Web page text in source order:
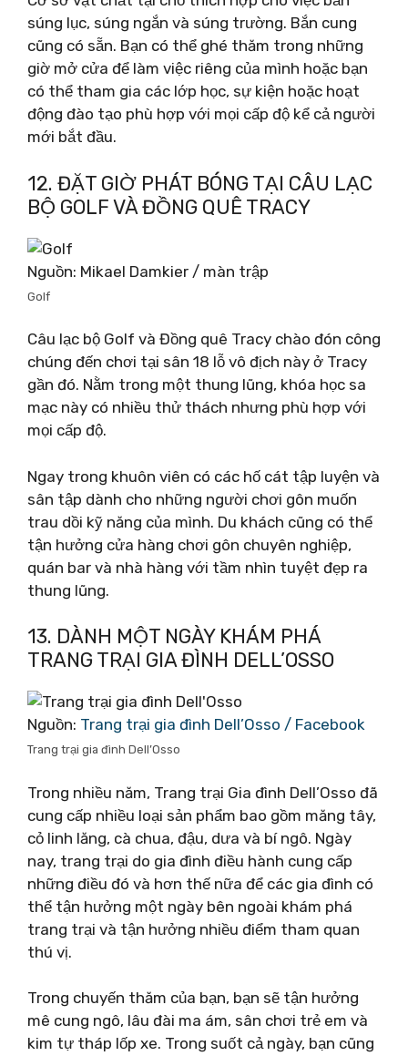
súng lục, súng ngắn và súng trường. Bắn cung
cũng có sẵn. Bạn có thể ghé thăm trong những
giờ mở cửa để làm việc riêng của mình hoặc bạn
có thể tham gia các lớp học, sự kiện hoặc hoạt
động đào tạo phù hợp với mọi cấp độ kể cả người
mới bắt đầu.
12. ĐẶT GIỜ PHÁT BÓNG TẠI CÂU LẠC
BỘ GOLF VÀ ĐỒNG QUÊ TRACY
Nguồn: Mikael Damkier / màn trập
Golf
Câu lạc bộ Golf và Đồng quê Tracy chào đón công
chúng đến chơi tại sân 18 lỗ vô địch này ở Tracy
gần đó. Nằm trong một thung lũng, khóa học sa
mạc này có nhiều thử thách nhưng phù hợp với
mọi cấp độ.
Ngay trong khuôn viên có các hố cát tập luyện và
sân tập dành cho những người chơi gôn muốn
trau dồi kỹ năng của mình. Du khách cũng có thể
tận hưởng cửa hàng chơi gôn chuyên nghiệp,
quán bar và nhà hàng với tầm nhìn tuyệt đẹp ra
thung lũng.
13. DÀNH MỘT NGÀY KHÁM PHÁ
TRANG TRẠI GIA ĐÌNH DELL’OSSO
Nguồn: Trang trại gia đình Dell’Osso / Facebook
Trang trại gia đình Dell’Osso
Trong nhiều năm, Trang trại Gia đình Dell’Osso đã
cung cấp nhiều loại sản phẩm bao gồm măng tây,
cỏ linh lăng, cà chua, đậu, dưa và bí ngô. Ngày
nay, trang trại do gia đình điều hành cung cấp
những điều đó và hơn thế nữa để các gia đình có
thể tận hưởng một ngày bên ngoài khám phá
trang trại và tận hưởng nhiều điểm tham quan
thú vị.
Trong chuyến thăm của bạn, bạn sẽ tận hưởng
mê cung ngô, lâu đài ma ám, sân chơi trẻ em và
kim tự tháp lốp xe. Trong suốt cả ngày, bạn cũng